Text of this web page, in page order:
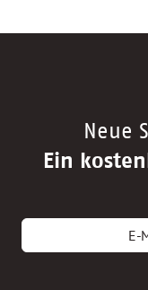
Neue
Ein
E-